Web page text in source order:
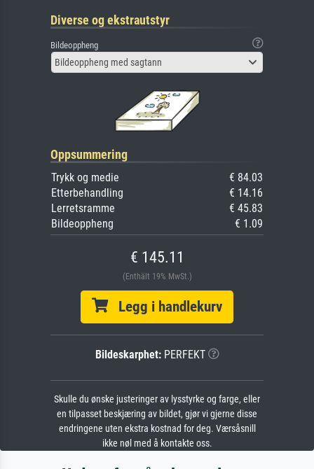
Diverse og ekstrautstyr
Bildeoppheng
Bildeoppheng med sagtann
Oppsummering
Trykk og medie
€ 84.03
Etterbehandling
€ 14.16
Lerretsramme
€ 45.83
Bildeoppheng
€ 1.09
€ 145.11
(Enthält 19% MwSt.)
Legg i handlekurv
Bildeskarphet:PERFEKT
Skulle du ønske justeringer av lysstyrke og farge, eller
en tilpasset beskjæring av bildet, gjør vi gjerne disse
endringene uten ekstra kostnad for deg. Værsåsnill
ikke nøl med å kontakte oss.